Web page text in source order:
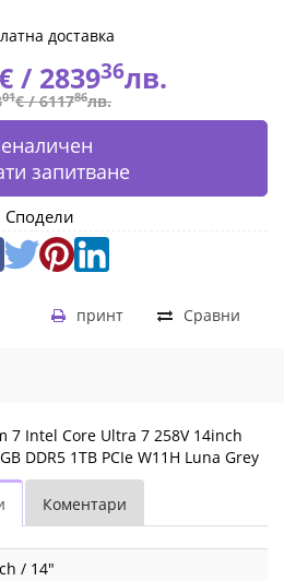
доставка
/ 283936лв.
01€ /611786лв.
запитване
Сподели
Сравни
принт
7 Intel Core Ultra 7 258V 14inch
DDR5 1TB PCIe W11H Luna Grey
Коментари
/ 14"